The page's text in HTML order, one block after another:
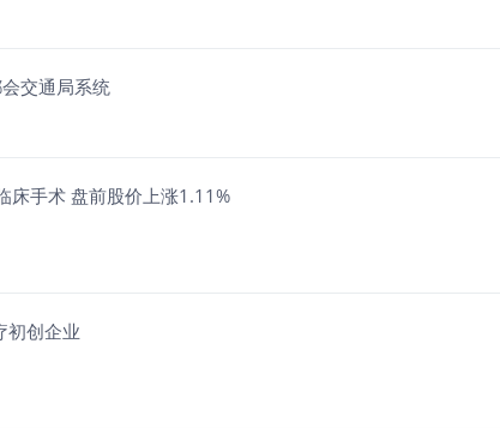
交通局系统
床手术 盘前股价上涨1.11%
初创企业